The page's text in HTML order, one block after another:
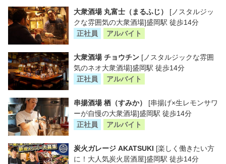
大衆酒場 丸富士（まるふじ）
[ノスタルジッ
クな雰囲気の大衆酒場]盛岡駅 徒歩14分
正社員
アルバイト
大衆酒場 チョウチン [ノスタルジックな雰囲
気のネオ大衆酒場]盛岡駅 徒歩14分
正社員
アルバイト
串揚酒場 栖（すみか）
[串揚げ×生レモンサワ
ーが自慢の大衆酒場]盛岡駅 徒歩14分
正社員
アルバイト
炭火ガレージ AKATSUKI [楽しく働きたい方
に！大人気炭火居酒屋]盛岡駅 徒歩14分